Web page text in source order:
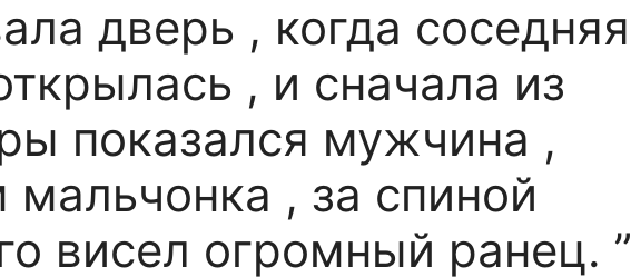
дверь , когда соседняя
, и сначала из
показался мужчина ,
мальчонка , за спиной
висел огромный ранец. ”